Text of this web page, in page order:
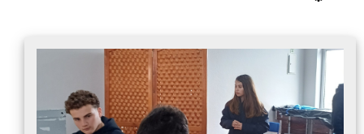
Projetos